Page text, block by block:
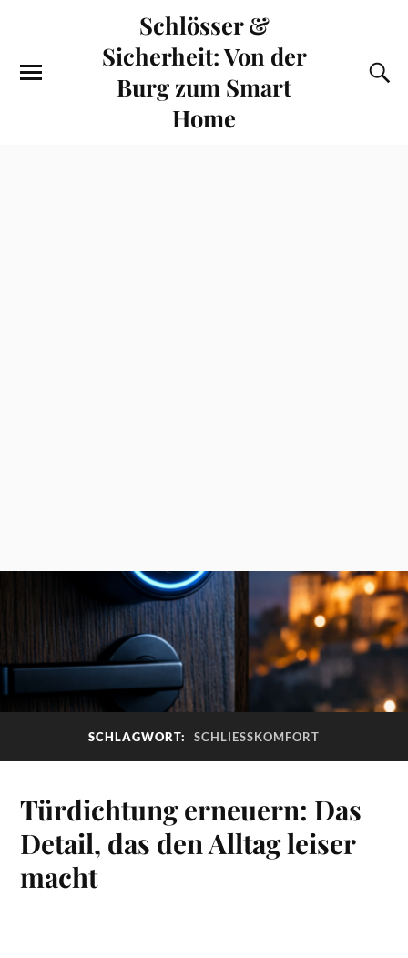
Schlösser &
Sicherheit: Von der
Burg zum Smart
Home
SCHLAGWORT: SCHLIESSKOMFORT
Türdichtung erneuern: Das
Detail, das den Alltag leiser
macht